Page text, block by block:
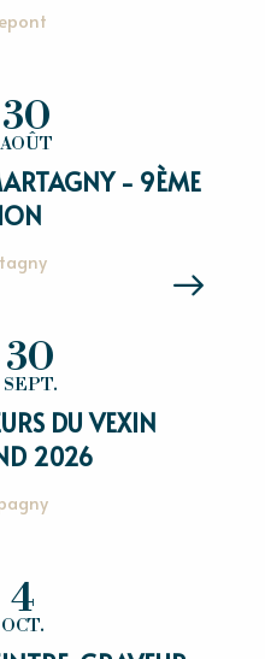
30
AOÛT
- 9ÈME
30
SEPT.
DU VEXIN
2026
4
OCT.